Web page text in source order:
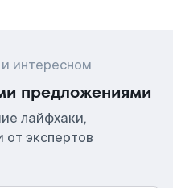
интересном
предложениями
лайфхаки,
экспертов